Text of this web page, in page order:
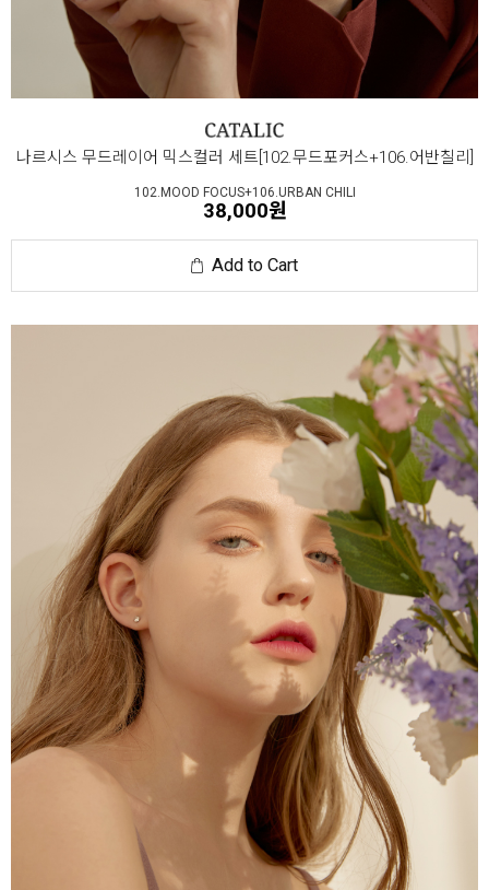
나르시스 무드레이어 믹스컬러 세트[102.무드포커스+106.어반칠리]
102.MOOD FOCUS+106.URBAN CHILI
38,000원
Add to Cart